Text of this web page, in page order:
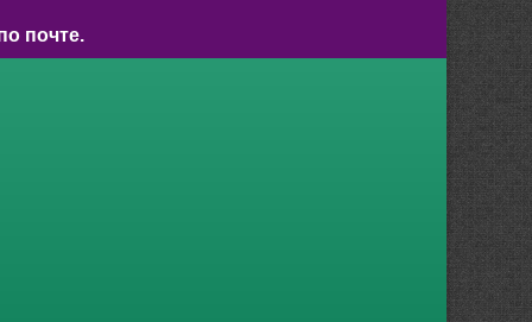
почте.